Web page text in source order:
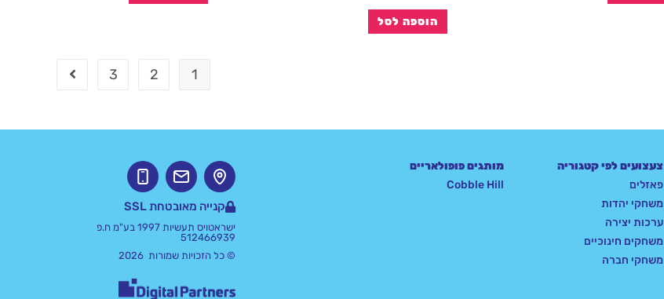
דורג5.00
מתוך 5
הוספה לסל
1
2
3
צעצועים לפי קטגוריה
פאזלים
משחקי יהדות
ערכות יצירה
משחקים חינוכיים
משחקי חברה
מותגים פופולאריים
Cobble Hill
קנייה מאובטחת SSL
ישראטויס תעשיות 1997 בע"מ ח.פ
512466939
© כל הזכויות שמורות 2026